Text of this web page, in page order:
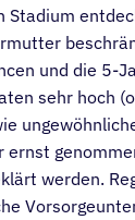
Stadium
und die 5-
sehr hoch
ernst
werden.